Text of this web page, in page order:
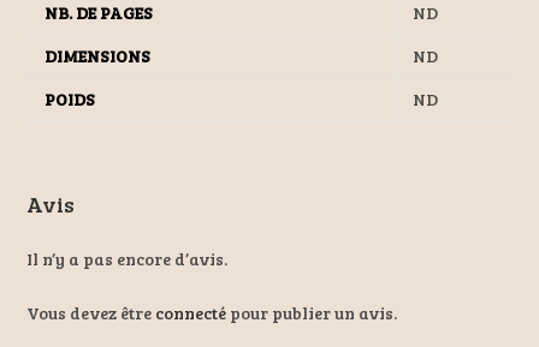
NB. DE PAGES
ND
DIMENSIONS
ND
POIDS
ND
Avis
Il n’y a pas encore d’avis.
Vous devez être connecté pour publier un avis.